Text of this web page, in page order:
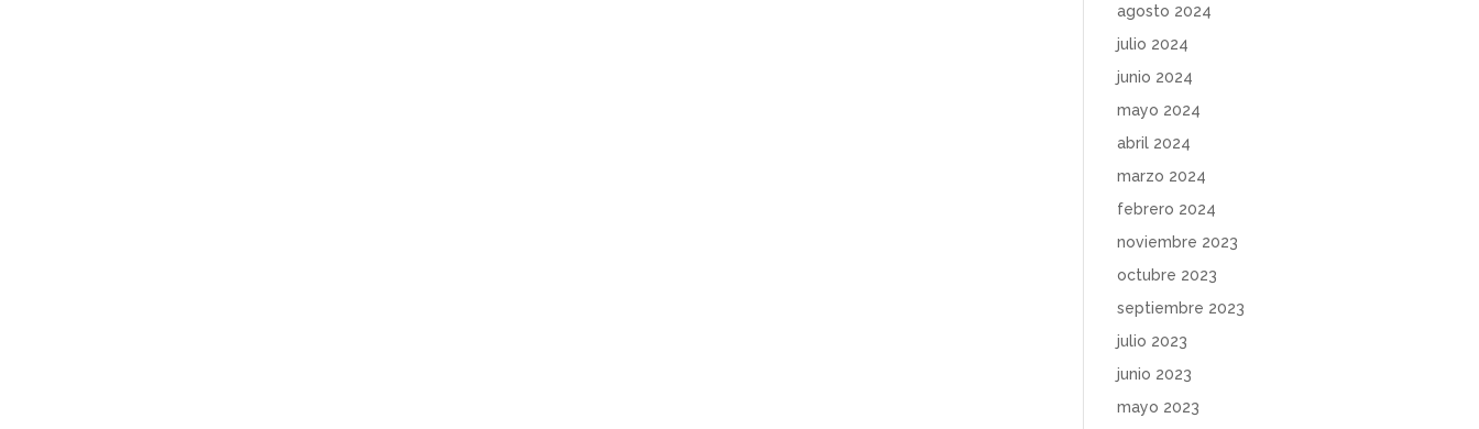
agosto 2024
julio 2024
junio 2024
mayo 2024
abril 2024
marzo 2024
febrero 2024
noviembre 2023
octubre 2023
septiembre 2023
julio 2023
junio 2023
mayo 2023